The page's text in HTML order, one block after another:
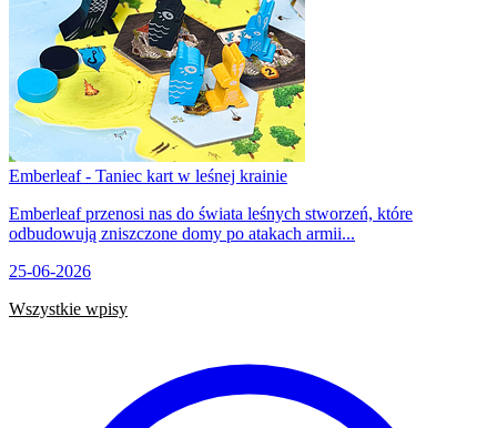
Emberleaf - Taniec kart w leśnej krainie
Emberleaf przenosi nas do świata leśnych stworzeń, które
odbudowują zniszczone domy po atakach armii...
25-06-2026
Wszystkie wpisy